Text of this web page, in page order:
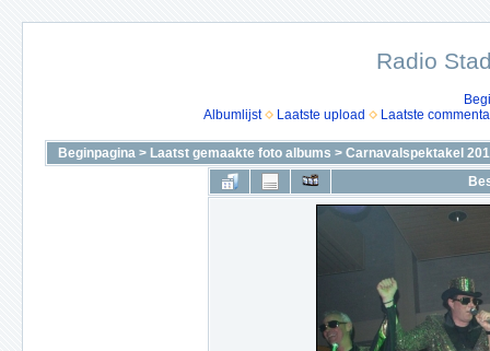
Radio
Albumlijst
Laatste upload Laatste
Beginpagina > Laatst gemaakte foto albums > Carnavalspektakel